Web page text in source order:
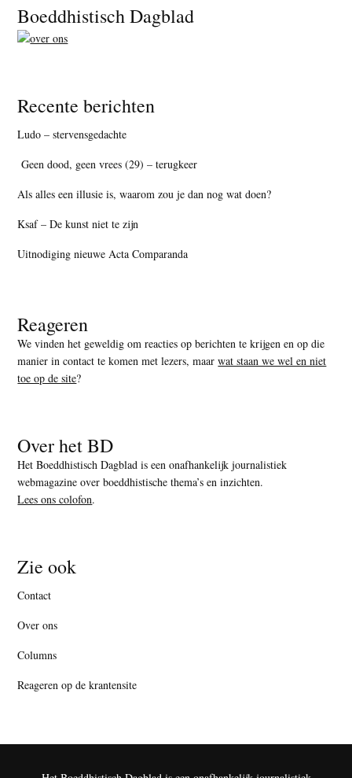
Footer
Boeddhistisch Dagblad
Recente berichten
Ludo – stervensgedachte
Geen dood, geen vrees (29) – terugkeer
Als alles een illusie is, waarom zou je dan nog wat doen?
Ksaf – De kunst niet te zijn
Uitnodiging nieuwe Acta Comparanda
Reageren
We vinden het geweldig om reacties op berichten te krijgen en op die
manier in contact te komen met lezers, maarwat staan we wel en niet
toe op de site?
Over het BD
Het Boeddhistisch Dagblad is een onafhankelijk journalistiek
webmagazine over boeddhistische thema’s en inzichten.
Lees ons colofon.
Zie ook
Contact
Over ons
Columns
Reageren op de krantensite